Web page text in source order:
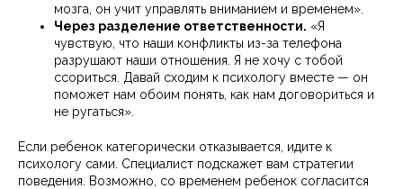
мозга, он учит управлять вниманием и временем».
Через разделение ответственности. «Я
чувствую, что наши конфликты из-за телефона
разрушают наши отношения. Я не хочу с тобой
ссориться. Давай сходим к психологу вместе — он
поможет нам обоим понять, как нам договориться и
не ругаться».
Если ребенок категорически отказывается, идите к
психологу сами. Специалист подскажет вам стратегии
поведения. Возможно, со временем ребенок согласится